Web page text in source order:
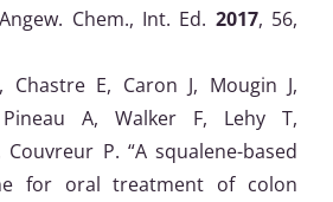
Chem., Int. Ed. 2017, 56,
Chastre E, Caron J, Mougin J,
A, Walker F, Lehy T,
Couvreur P. “A squalene-based
for oral treatment of colon